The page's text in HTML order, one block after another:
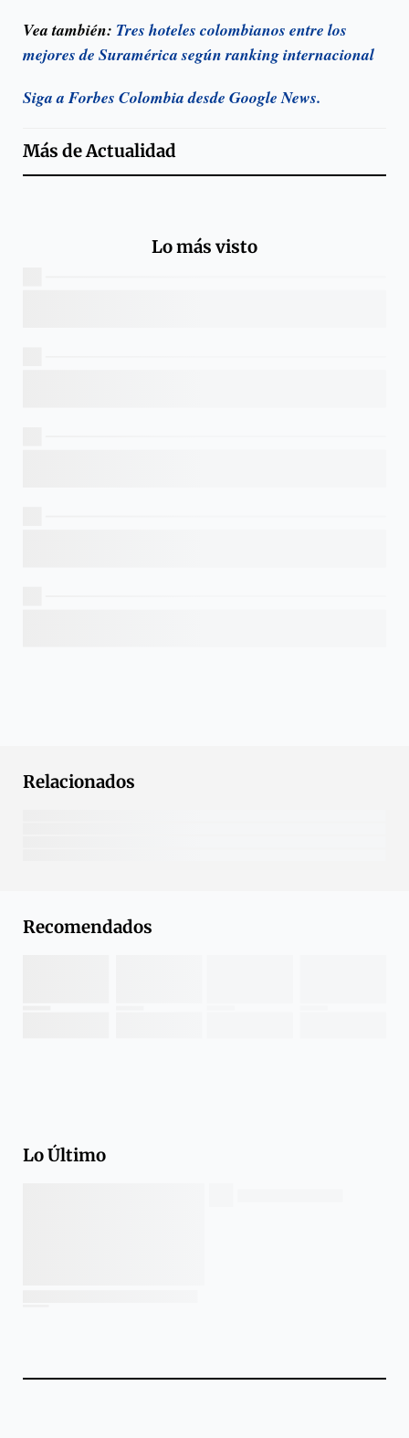
Vea también: Tres hoteles colombianos entre los
mejores de Suramérica según ranking internacional
Siga a Forbes Colombia desde Google News.
Más deActualidad
Lo más visto
Relacionados
Recomendados
Lo Último